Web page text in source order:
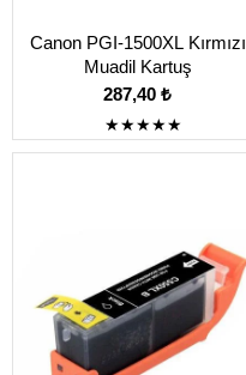
Canon PGI-1500XL Kırmızı
Muadil Kartuş
★★★★★
287,40 ₺